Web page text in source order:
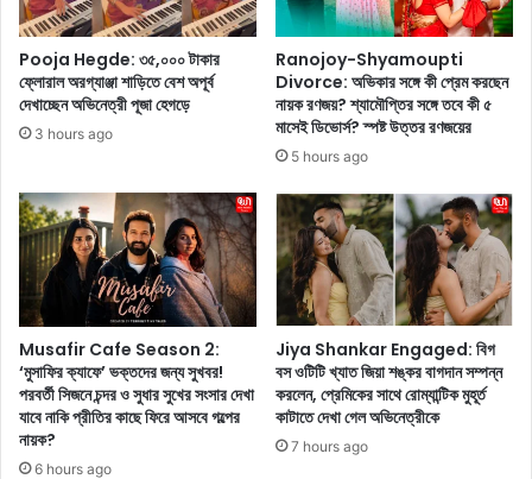
ড়ি
তে
চ
ম
ৎ
কা
কি
ছু
ছ
বি
য়া
র
ক
রে
ছে
ন
,
h
S
o
n
r
m
N
e
w
Y
o
r
k
:
জ
য়া
প্র
Pooja Hegde: ৩৫,০০০ টাকার
ফ্লোরাল অরগ্যাঞ্জা শাড়িতে বেশ অপূর্ব
দেখাচ্ছেন অভিনেত্রী পূজা হেগড়ে
3 hours ago
Ranojoy-Shyamoupti
Divorce: অভিকার সঙ্গে কী প্রেম করছেন
নায়ক রণজয়? শ্যামৌপ্তির সঙ্গে তবে কী ৫
মাসেই ডিভোর্স? স্পষ্ট উত্তর রণজয়ের
5 hours ago
Musafir Cafe Season 2:
‘মুসাফির ক্যাফে’ ভক্তদের জন্য সুখবর!
পরবর্তী সিজনে চন্দর ও সুধার সুখের সংসার দেখা
যাবে নাকি প্রীতির কাছে ফিরে আসবে গল্পের
নায়ক?
6 hours ago
Jiya Shankar Engaged: বিগ
বস ওটিটি খ্যাত জিয়া শঙ্কর বাগদান সম্পন্ন
করলেন, প্রেমিকের সাথে রোম্যান্টিক মুহূর্ত
কাটাতে দেখা গেল অভিনেত্রীকে
7 hours ago